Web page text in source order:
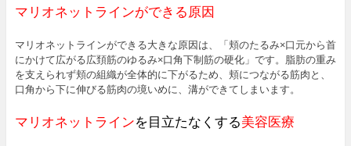
マリオネットラインができる原因
マリオネットラインができる大きな原因は、「頬のたるみ×口元から首
にかけて広がる広頚筋のゆるみ×口角下制筋の硬化」です。脂肪の重み
を支えられず頬の組織が全体的に下がるため、頬につながる筋肉と、
口角から下に伸びる筋肉の境いめに、溝ができてしまいます。
マリオネットラインを目立たなくする美容医療